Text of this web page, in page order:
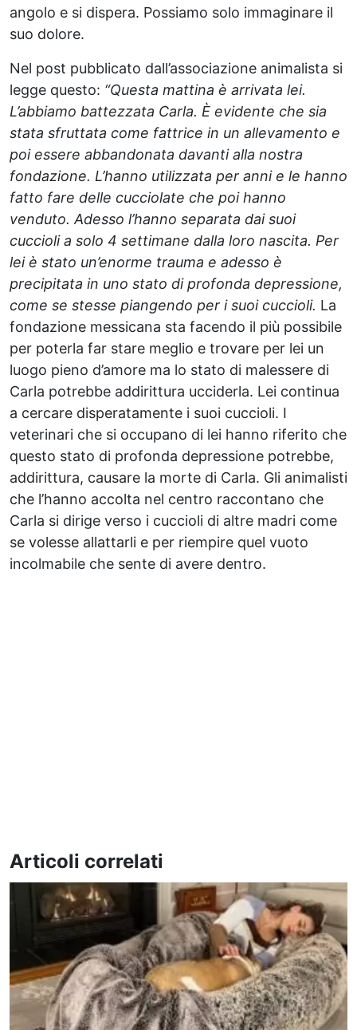
angolo e si dispera. Possiamo solo immaginare il
suo dolore.
Nel post pubblicato dall’associazione animalista si
legge questo: “Questa mattina è arrivata lei.
L’abbiamo battezzata Carla. È evidente che sia
stata sfruttata come fattrice in un allevamento e
poi essere abbandonata davanti alla nostra
fondazione. L’hanno utilizzata per anni e le hanno
fatto fare delle cucciolate che poi hanno
venduto. Adesso l’hanno separata dai suoi
cuccioli a solo 4 settimane dalla loro nascita. Per
lei è stato un’enorme trauma e adesso è
precipitata in uno stato di profonda depressione,
come se stesse piangendo per i suoi cuccioli. La
fondazione messicana sta facendo il più possibile
per poterla far stare meglio e trovare per lei un
luogo pieno d’amore ma lo stato di malessere di
Carla potrebbe addirittura ucciderla. Lei continua
a cercare disperatamente i suoi cuccioli. I
veterinari che si occupano di lei hanno riferito che
questo stato di profonda depressione potrebbe,
addirittura, causare la morte di Carla. Gli animalisti
che l’hanno accolta nel centro raccontano che
Carla si dirige verso i cuccioli di altre madri come
se volesse allattarli e per riempire quel vuoto
incolmabile che sente di avere dentro.
Articoli correlati